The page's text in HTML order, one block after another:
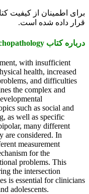
برای اطمینان از کیفیت
قرار داده شده است.
درباره کتاب Sleep and Developmental Psychopathology
with insufficient
health, increased
and difficulties
the complex and
such as social and
as well as specific
many different
are considered. In
measurement
for the
problems. This
the intersection
is essential for clinicians
adolescents.